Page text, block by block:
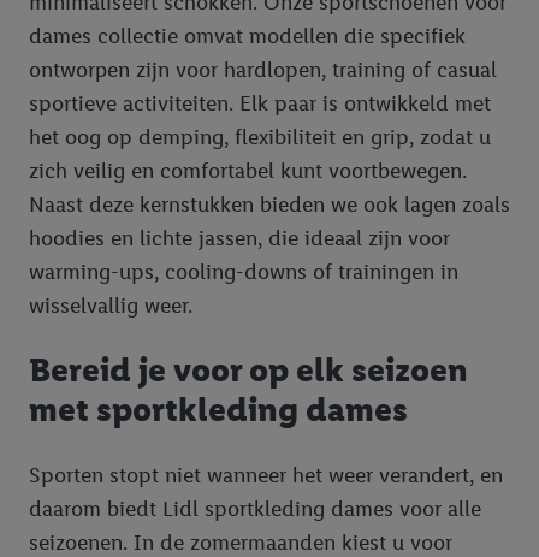
dames collectie omvat modellen die specifiek
ontworpen zijn voor hardlopen, training of casual
sportieve activiteiten. Elk paar is ontwikkeld met
het oog op demping, flexibiliteit en grip, zodat u
zich veilig en comfortabel kunt voortbewegen.
Naast deze kernstukken bieden we ook lagen zoals
hoodies en lichte jassen, die ideaal zijn voor
warming-ups, cooling-downs of trainingen in
wisselvallig weer.
Bereid je voor op elk seizoen
met sportkleding dames
Sporten stopt niet wanneer het weer verandert, en
daarom biedt Lidl sportkleding dames voor alle
seizoenen. In de zomermaanden kiest u voor